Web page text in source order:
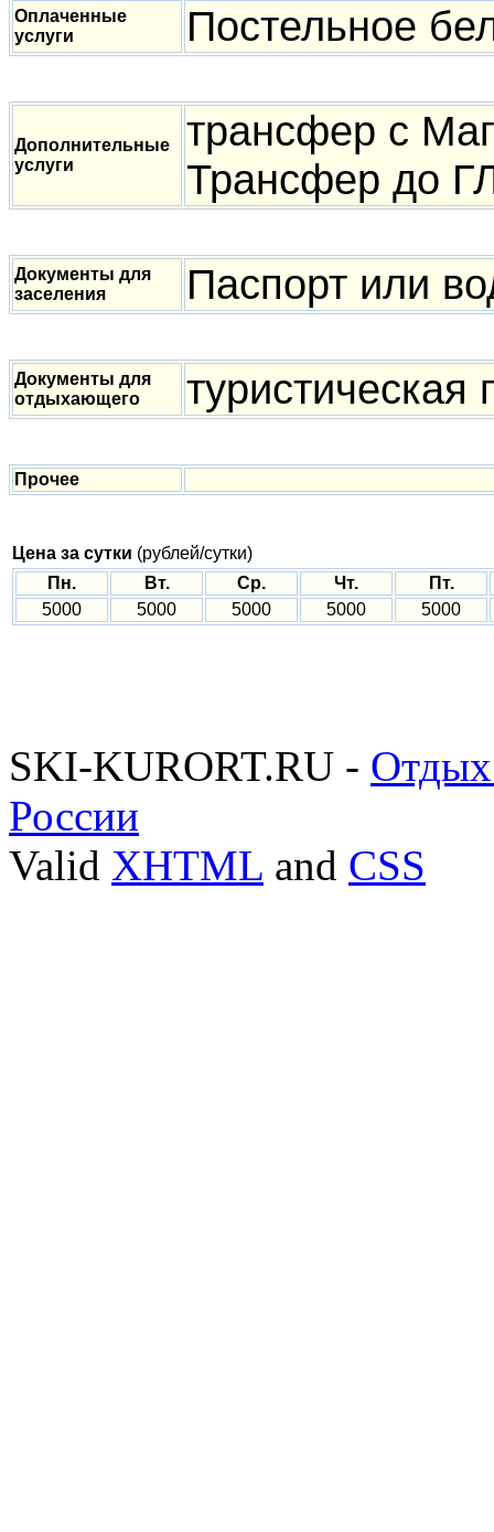
Оплаченные
услуги
Постельное
Дополнительные
услуги
трансфер с
Трансфер до
Документы для
заселения
Паспорт или
Документы для
отдыхающего
туристическая
Прочее
Цена за сутки (рублей/сутки)
Пн.
Вт. Ср. Чт.
Пт.
5000
5000 5000 5000 5000
SKI-KURORT.RU -
России
Valid XHTML and CSS